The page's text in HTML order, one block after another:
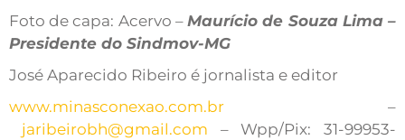
Foto de capa: Acervo –Maurício de Souza Lima –
Presidente do Sindmov-MG
José Aparecido Ribeiro é jornalista e editor
www.minasconexao.com.br –
jaribeirobh@gmail.com – Wpp/Pix: 31-99953-